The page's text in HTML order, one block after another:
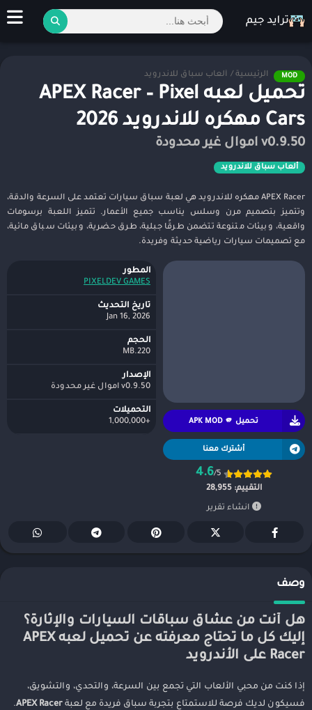
MOD الرئيسية / ألعاب سباق للاندرويد
تحميل لعبه APEX Racer – Pixel
Cars مهكره للاندرويد 2026
v0.9.50 اموال غير محدودة
ألعاب سباق للاندرويد
APEX Racer مهكره للاندرويد هي لعبة سباق سيارات تعتمد على السرعة والدقة،
وتتميز بتصميم مرن وسلس يناسب جميع الأعمار. تتميز اللعبة برسومات
واقعية، وبيئات متنوعة تتضمن طرقًا جبلية، طرق حضرية، وبيئات سباق مائية،
مع تصميمات سيارات رياضية حديثة وفريدة.
تحميل APK MOD 🫵
أشترك معنا
4.6/5
التقييم: 28,955
انشاء تقرير
المطور
PIXELDEV GAMES
تاريخ التحديث
Jan 16, 2026
الحجم
220.MB
الإصدار
v0.9.50 اموال غير محدودة
التحميلات
+1,000,000
وصف
هل أنت من عشاق سباقات السيارات والإثارة؟
إليك كل ما تحتاج معرفته عن تحميل لعبه APEX
Racer على الأندرويد
إذا كنت من محبي الألعاب التي تجمع بين السرعة، والتحدي، والتشويق،
فسيكون لديك فرصة للاستمتاع بتجربة سباق فريدة مع لعبة APEX Racer
.